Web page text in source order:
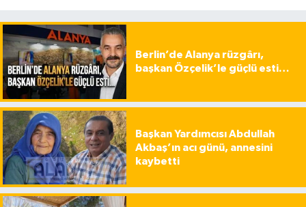
Berlin’de Alanya rüzgârı,
başkan Özçelik’le güçlü esti…
Başkan Yardımcısı Abdullah
Akbaş’ın acı günü, annesini
kaybetti